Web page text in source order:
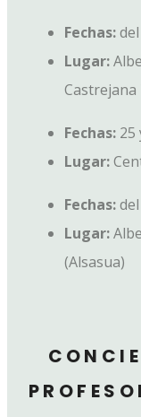
Fechas:
Lugar:
Castrejana
Fechas: 25
Lugar:
Fechas:
Lugar:
(Alsasua)